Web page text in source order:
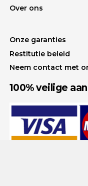
Over ons
Onze garanties
Restitutie beleid
Neem contact met
100% veilige